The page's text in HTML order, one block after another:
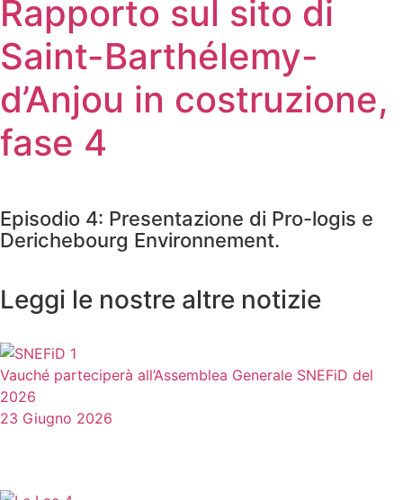
Rapporto sul sito di
Saint-Barthélemy-
d’Anjou in costruzione,
fase 4
Episodio 4: Presentazione di Pro-logis e
Derichebourg Environnement.
Leggi le nostre altre notizie
Vauché parteciperà all’Assemblea Generale SNEFiD del
2026
23 Giugno 2026